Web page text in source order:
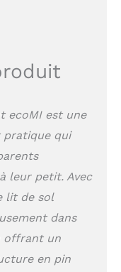
lattes inclus:
des lattes
le confort
stable et sûr
blanche:
laqué blanc
inodore,
moderne
d'enfant
ecoMI est une
pratique qui
leur petit. Avec
lit de sol
dans
offrant un
en pin